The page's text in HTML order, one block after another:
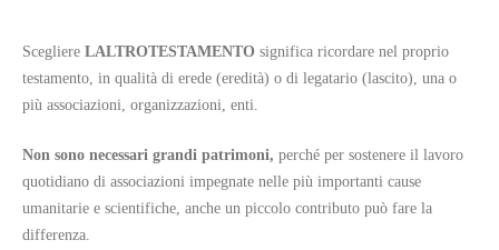
Scegliere LALTROTESTAMENTO significa ricordare nel proprio
testamento, in qualità di erede (eredità) o di legatario (lascito), una o
più associazioni, organizzazioni, enti.
Non sono necessari grandi patrimoni, perché per sostenere il lavoro
quotidiano di associazioni impegnate nelle più importanti cause
umanitarie e scientifiche, anche un piccolo contributo può fare la
differenza.